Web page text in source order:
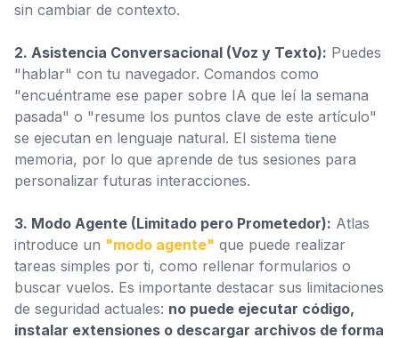
sin cambiar de contexto.
2. Asistencia Conversacional (Voz y Texto): Puedes
"hablar" con tu navegador. Comandos como
"encuéntrame ese paper sobre IA que leí la semana
pasada" o "resume los puntos clave de este artículo"
se ejecutan en lenguaje natural. El sistema tiene
memoria, por lo que aprende de tus sesiones para
personalizar futuras interacciones.
3. Modo Agente (Limitado pero Prometedor): Atlas
introduce un "modo agente" que puede realizar
tareas simples por ti, como rellenar formularios o
buscar vuelos. Es importante destacar sus limitaciones
de seguridad actuales: no puede ejecutar código,
instalar extensiones o descargar archivos de forma